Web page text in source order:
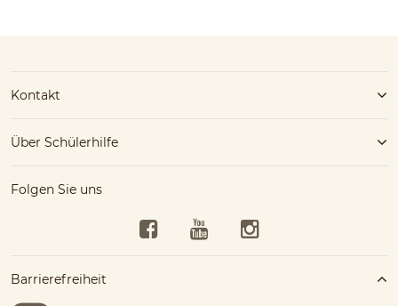
Kontakt
Über Schülerhilfe
Folgen Sie uns
FacebookYouTubeInstagram
Barrierefreiheit